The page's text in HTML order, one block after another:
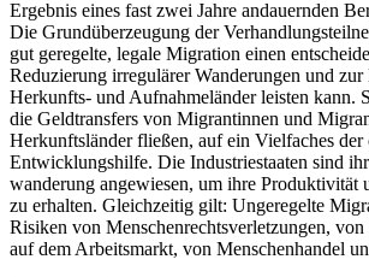
Ergebnis eines fast zwei Jahre andauernden
Die Grundüberzeugung der
gut geregelte, legale Migration einen
Reduzierung irregulärer Wanderungen und
Herkunfts- und Aufnahmeländer leisten kann.
die Geldtransfers von Migrantinnen und
Herkunftsländer fließen, auf ein Viel­faches
Entwicklungshilfe. Die Industriestaaten sind
wanderung angewiesen, um ihre Produk­tivität
zu erhalten. Gleichzeitig gilt: Ungeregelte
Risiken von Menschenrechts­verletzungen,
auf dem Arbeitsmarkt, von Menschenhandel